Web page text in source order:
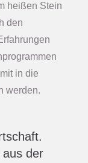
heißen Stein
den
in die
werden.
aus der